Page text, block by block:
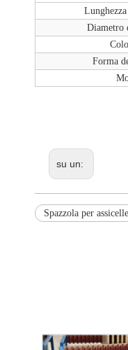
Diametro
Forma
su un:
Spazzola per